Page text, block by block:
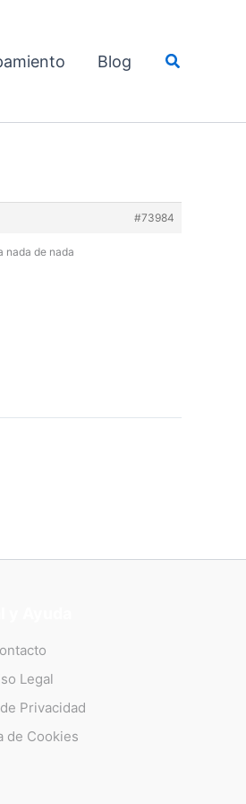
Blog Buscar
#73984
nada de nada
Legal
Privacidad
de Cookies